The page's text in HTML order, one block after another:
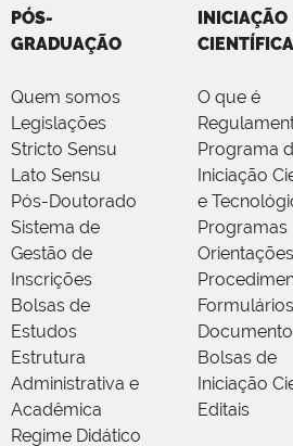
PÓS-
GRADUAÇÃO
Quem somos
Legislações
Stricto Sensu
Lato Sensu
Pós-Doutorado
Sistema de
Gestão de
Inscrições
Bolsas de
Estudos
Estrutura
Administrativa e
Acadêmica
Regime Didático
INICIAÇÃO
CIENTÍFICA
O que é
Programa
Iniciação
e
Programas
Orientações
Bolsas de
Iniciação
Editais